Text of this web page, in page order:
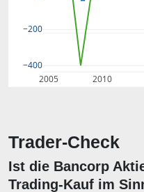
2005 2010
−400
−200
Trader-Check
Ist die Bancorp
Trading-Kauf im